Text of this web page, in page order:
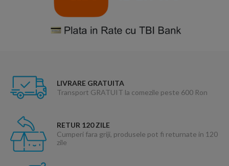
LIVRARE GRATUITA
Transport GRATUIT la comezile peste 600 Ron
RETUR 120 ZILE
Cumperi fara griji, produsele pot fi returnate in 120
zile